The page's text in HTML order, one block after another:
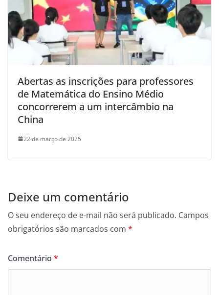
Abertas as inscrições para professores
de Matemática do Ensino Médio
concorrerem a um intercâmbio na
China
22 de março de 2025
Deixe um comentário
O seu endereço de e-mail não será publicado. Campos
obrigatórios são marcados com *
Comentário *